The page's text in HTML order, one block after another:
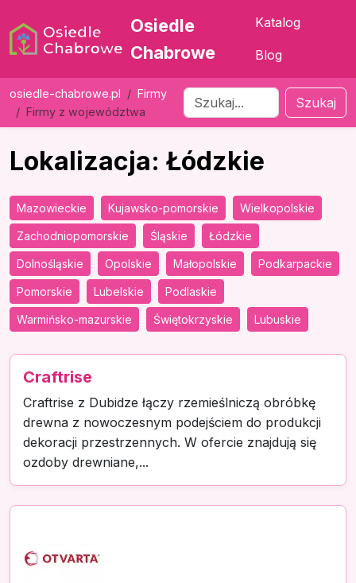
Osiedle
Chabrowe
Katalog
Blog
osiedle-chabrowe.pl
Firmy
Firmy z województwa
Szukaj
Lokalizacja: Łódzkie
Mazowieckie Kujawsko-pomorskie Wielkopolskie
Zachodniopomorskie Śląskie Łódzkie
Dolnośląskie Opolskie Małopolskie Podkarpackie
Pomorskie Lubelskie Podlaskie
Warmińsko-mazurskie Świętokrzyskie Lubuskie
Craftrise
Craftrise z Dubidze łączy rzemieślniczą obróbkę
drewna z nowoczesnym podejściem do produkcji
dekoracji przestrzennych. W ofercie znajdują się
ozdoby drewniane,...